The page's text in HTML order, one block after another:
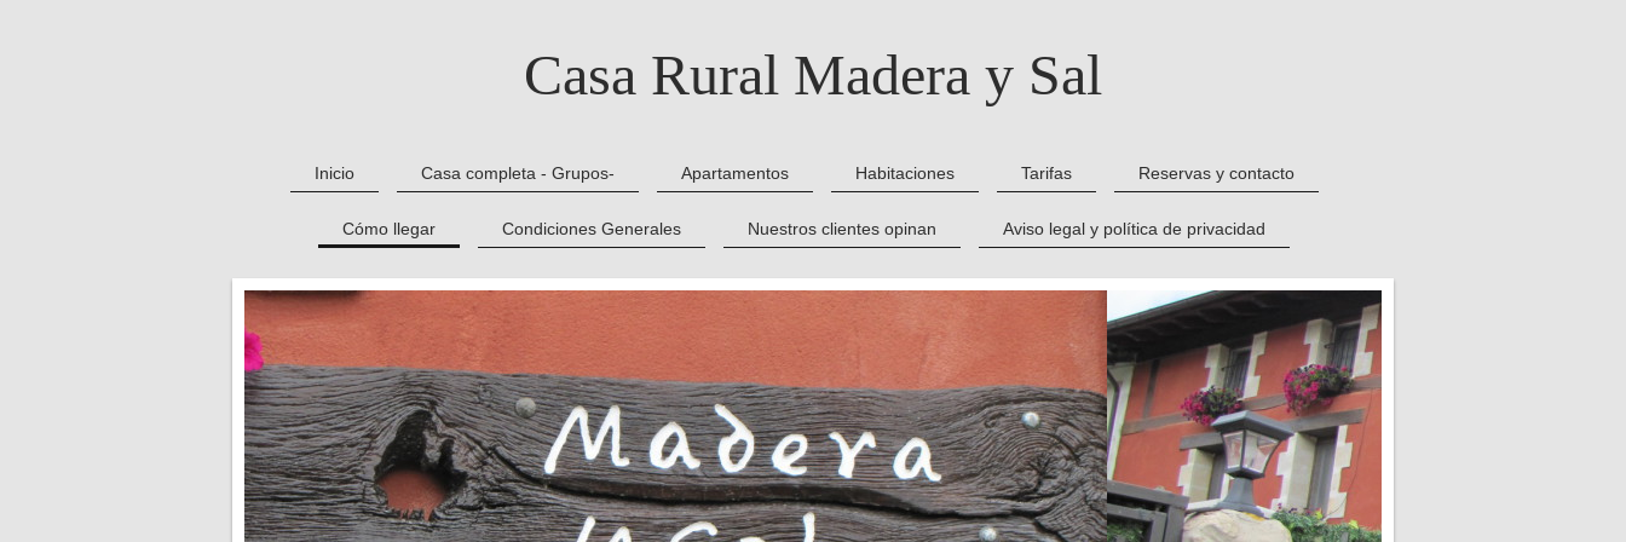
Casa Rural Madera y Sal
Inicio Casa completa - Grupos- Apartamentos Habitaciones Tarifas Reservas y contacto
Cómo llegar Condiciones Generales Nuestros clientes opinan Aviso legal y política de privacidad